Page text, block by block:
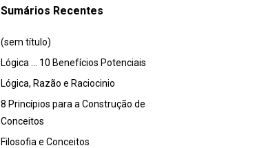
Sumários Recentes
(sem título)
Lógica … 10 Benefícios Potenciais
Lógica, Razão e Raciocinio
8 Princípios para a Construção de
Conceitos
Filosofia e Conceitos